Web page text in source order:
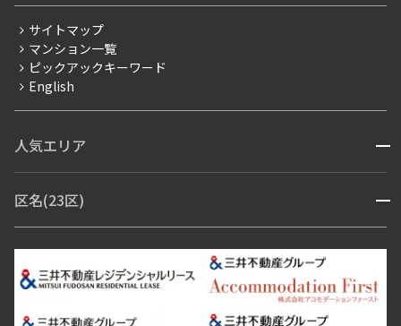
賃料改定
フリーレント
ペット可
ブランドマンション
サイトマップ
マンション一覧
ピックアックキーワード
English
人気エリア 開閉
青山・表参道・原宿
市ヶ谷・神楽坂・飯田橋
三田・芝・浜松町
芝浦・汐留・品川
月島・勝どき・豊洲
本郷・春日・小石川
目白・高田馬場・早稲田
区名(23区) 開閉
江東区 台東区 墨田区
中野区
豊島区
杉並区 板橋区 練馬区 荒川区
足立区
葛飾区
江戸川区